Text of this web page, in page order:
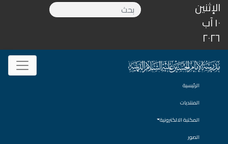
الإثنين
١٠ آب
٢٠٢٦
الرئيسية
المنتديات
المكتبة الالكترونية
الصور